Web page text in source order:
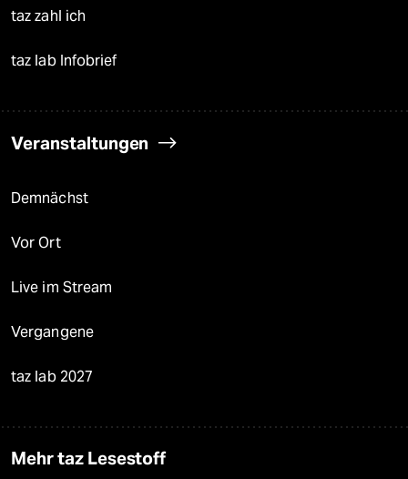
taz zahl ich
taz lab Infobrief
Veranstaltungen
Demnächst
Vor Ort
Live im Stream
Vergangene
taz lab 2027
Mehr taz Lesestoff